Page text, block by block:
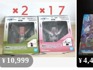
¥ 10,999 ¥